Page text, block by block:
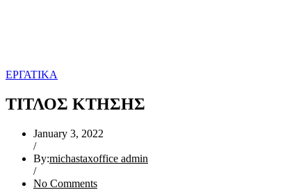
ΕΡΓΑΤΙΚΑ
ΤΙΤΛΟΣ ΚΤΗΣΗΣ
January 3, 2022
/
By:michastaxoffice admin
/
No Comments